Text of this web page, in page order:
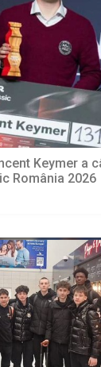
Keymer a
România 2026